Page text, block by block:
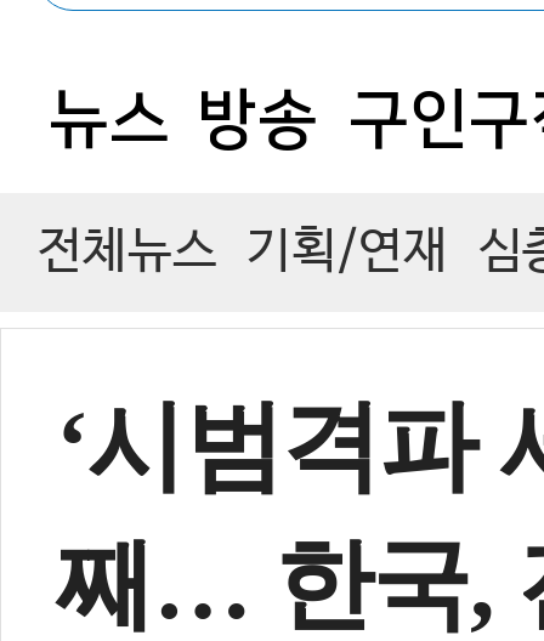
뉴스 방송 구인
전체뉴스 기획/연재 심
‘시범격파
째… 한국,